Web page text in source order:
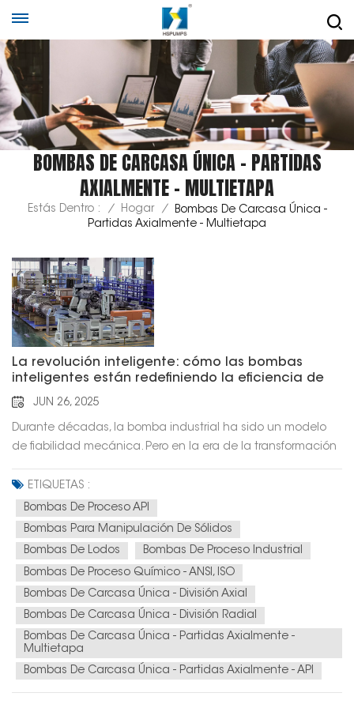
BOMBAS DE CARCASA ÚNICA - PARTIDAS
AXIALMENTE - MULTIETAPA
Estás Dentro : / Hogar /
Bombas De Carcasa Única -
Partidas Axialmente - Multietapa
La revolución inteligente: cómo las bombas
inteligentes están redefiniendo la eficiencia de
las plantas
JUN 26, 2025
Durante décadas, la bomba industrial ha sido un modelo
de fiabilidad mecánica. Pero en la era de la transformación
digital, ¿qué pasaría si pudiéramos exigirle más? ¿Y si una
bomba no solo pudiera mover fluidos, sino también
proporcionar datos, predecir sus propias necesidades de
mantenimiento e integrarse a la perfección en un
ecosistema de fábrica inteligente?En Hefei Huasheng
(CNHS), esto no es un concepto del futuro, sino la realidad
actual. Estamos a la vanguardia de la revolución de las
bombas inteligentes, integrando tecnologías como IA, IoT y
Big Data en el núcleo de nuestras soluciones industriales.De
caballo de batalla mecánico a activo inteligenteNuestro
reciente Premio SINOPEC al Progreso Científico y Tecnológico
por nuestro "Robot de Inspección Inteligente y Plataforma
de Gestión" es un ejemplo perfecto de nuestra visión. No se
ETIQUETAS :
Bombas De Proceso API
Bombas Para Manipulación De Sólidos
Bombas De Lodos
Bombas De Proceso Industrial
Bombas De Proceso Químico - ANSI, ISO
Bombas De Carcasa Única - División Axial
Bombas De Carcasa Única - División Radial
Bombas De Carcasa Única - Partidas Axialmente -
Multietapa
Bombas De Carcasa Única - Partidas Axialmente - API